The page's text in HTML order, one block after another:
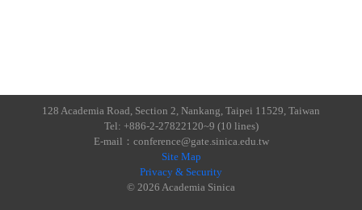
128 Academia Road, Section 2, Nankang, Taipei 11529, Taiwan
Tel: +886-2-27822120~9 (10 lines)
E-mail：conference@gate.sinica.edu.tw
Site Map
Privacy & Security
© 2026 Academia Sinica